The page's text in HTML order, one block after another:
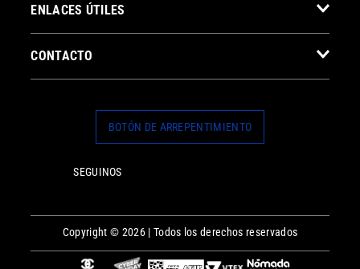
ENLACES ÚTILES
CONTACTO
BOTÓN DE ARREPENTIMIENTO
SEGUINOS
Copyright © 2026 | Todos los derechos reservados